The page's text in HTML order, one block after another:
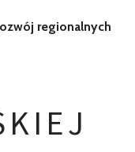
regionalnych